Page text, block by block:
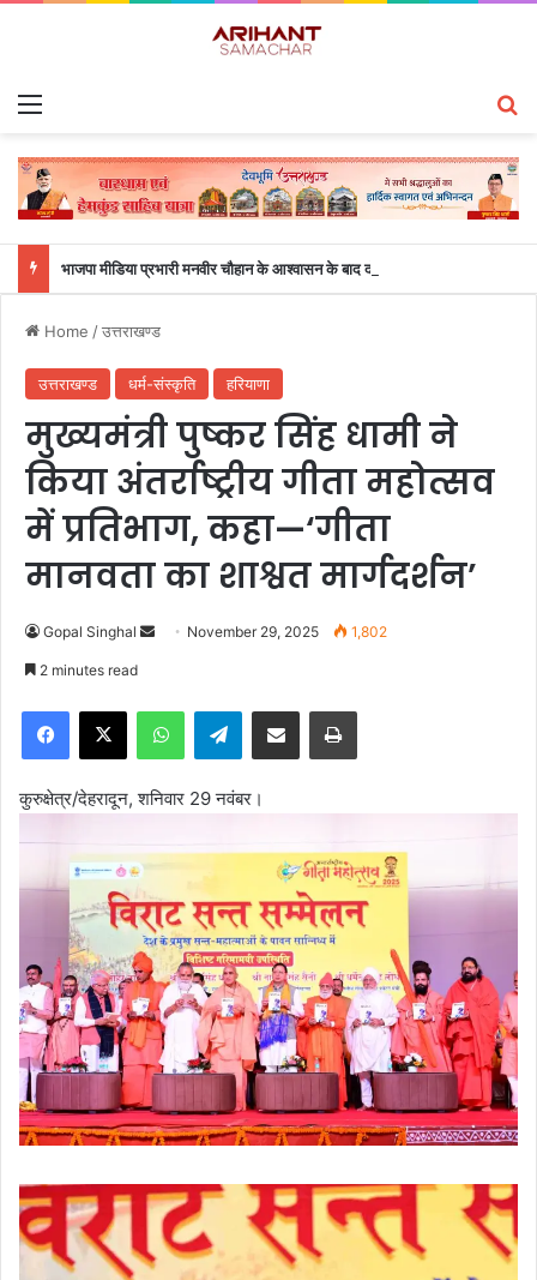
Home /उत्तराखण्ड
उत्तराखण्ड धर्म-संस्कृति हरियाणा
मुख्यमंत्री पुष्कर सिंह धामी ने
किया अंतर्राष्ट्रीय गीता महोत्सव
में प्रतिभाग, कहा—‘गीता
मानवता का शाश्वत मार्गदर्शन’
Gopal Singhal
a
e
l
November 29, 2025 1,802
2 minutes read
Telegram
कुरुक्षेत्र/देहरादून, शनिवार 29 नवंबर।